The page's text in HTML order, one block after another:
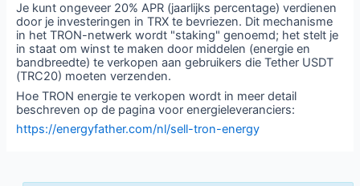
Je kunt ongeveer 20% APR (jaarlijks percentage) verdienen
door je investeringen in TRX te bevriezen. Dit mechanisme
in het TRON-netwerk wordt "staking" genoemd; het stelt je
in staat om winst te maken door middelen (energie en
bandbreedte) te verkopen aan gebruikers die Tether USDT
(TRC20) moeten verzenden.
Hoe TRON energie te verkopen wordt in meer detail
beschreven op de pagina voor energieleveranciers:
https://energyfather.com/nl/sell-tron-energy